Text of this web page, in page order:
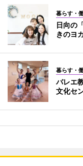
暮らす・
日向の
きのヨ
暮らす・
バレエ
文化セ